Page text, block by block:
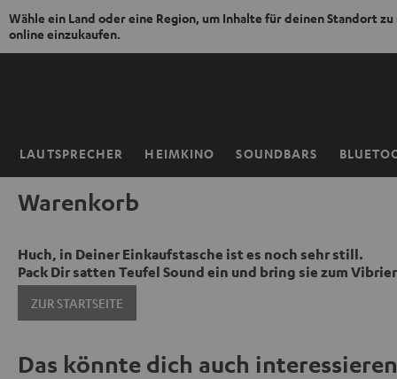
Wähle ein Land oder eine Region, um Inhalte für deinen Standort zu
online einzukaufen.
ZUM
LAUTSPRECHER HEIMKINO SOUNDBARS
Startseite
Warenkorb
Huch, in Deiner Einkaufstasche ist es noch sehr still.
Pack Dir satten Teufel Sound ein und bring sie zum
ZUR STARTSEITE
Das könnte dich auch interessieren